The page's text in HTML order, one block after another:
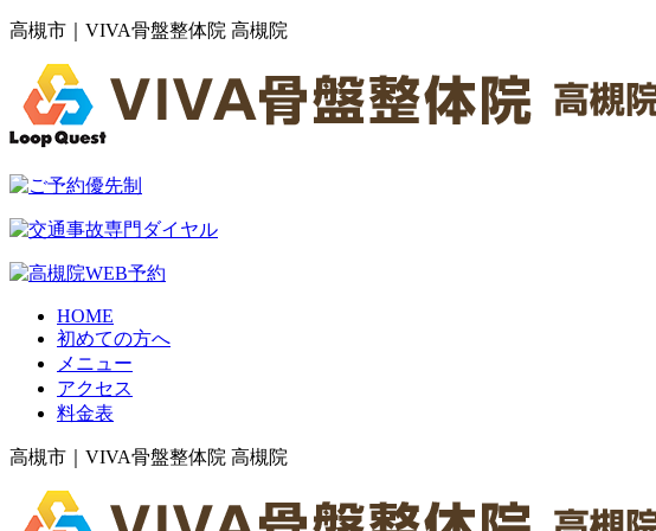
高槻市｜VIVA骨盤整体院 高槻院
HOME
初めての方へ
メニュー
アクセス
料金表
高槻市｜VIVA骨盤整体院 高槻院